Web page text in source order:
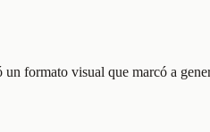
formato visual que marcó a